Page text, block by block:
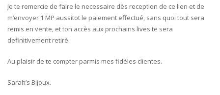
Je te remercie de faire le necessaire dès reception de ce lien et de
m’envoyer 1 MP aussitot le paiement effectué, sans quoi tout sera
remis en vente, et ton accès aux prochains lives te sera
definitivement retiré.
Au plaisir de te compter parmis mes fidèles clientes.
Sarah’s Bijoux.